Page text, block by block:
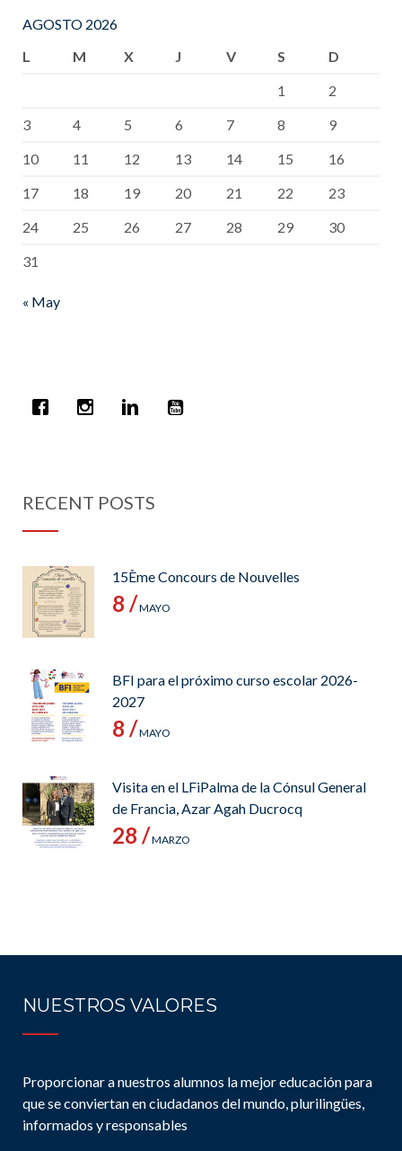
AGOSTO 2026
L
M X J V S
D
1
2
3
4 5 6 7 8
9
10
11 12 13 14 15
16
17
18 19 20 21 22
23
24
25 26 27 28 29
30
31
« May
RECENT POSTS
15Ème Concours de Nouvelles
8 /MAYO
BFI para el próximo curso escolar 2026-
2027
8 /MAYO
Visita en el LFiPalma de la Cónsul General
de Francia, Azar Agah Ducrocq
28 /MARZO
NUESTROS VALORES
Proporcionar a nuestros alumnos la mejor educación para
que se conviertan en ciudadanos del mundo, plurilingües,
informados y responsables